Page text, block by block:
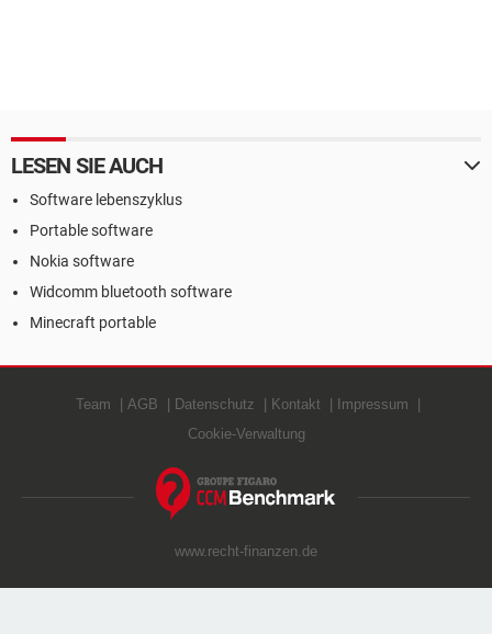
LESEN SIE AUCH
Software lebenszyklus
Portable software
Nokia software
Widcomm bluetooth software
Minecraft portable
Team AGB Datenschutz Kontakt
Impressum
Cookie-Verwaltung
www.recht-finanzen.de